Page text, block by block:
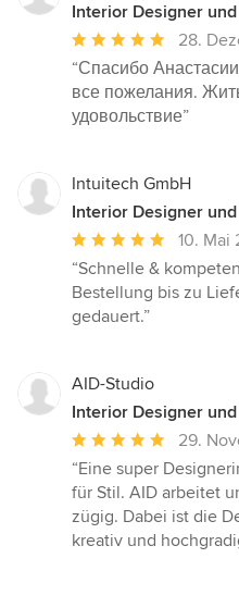
Interior Designer
Durchschnittliche
Bewertung:
5
von
28.
“Спасибо
все пожелания.
удовольствие”
Intuitech GmbH
Interior Designer
Durchschnittliche
Bewertung:
5
von
10. Mai
“Schnelle &
Bestellung bis zu
gedauert.”
AID-Studio
Interior Designer
Durchschnittliche
Bewertung:
5
von
5
29.
“Eine super
für Stil. AID arbeitet
zügig. Dabei ist die
kreativ und